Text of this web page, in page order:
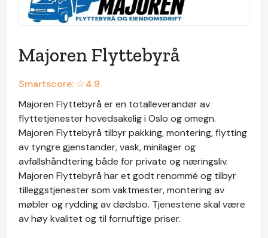
Majoren Flyttebyrå
Smartscore: ☆4.9
Majoren Flyttebyrå er en totalleverandør av
flyttetjenester hovedsakelig i Oslo og omegn.
Majoren Flyttebyrå tilbyr pakking, montering, flytting
av tyngre gjenstander, vask, minilager og
avfallshåndtering både for private og næringsliv.
Majoren Flyttebyrå har et godt renommé og tilbyr
tilleggstjenester som vaktmester, montering av
møbler og rydding av dødsbo. Tjenestene skal være
av høy kvalitet og til fornuftige priser.